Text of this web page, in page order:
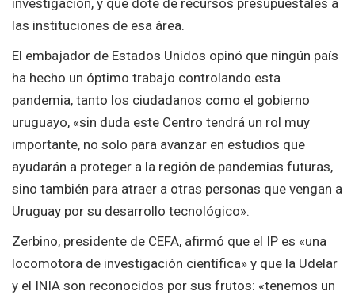
investigación, y que dote de recursos presupuestales a
las instituciones de esa área.
El embajador de Estados Unidos opinó que ningún país
ha hecho un óptimo trabajo controlando esta
pandemia, tanto los ciudadanos como el gobierno
uruguayo, «sin duda este Centro tendrá un rol muy
importante, no solo para avanzar en estudios que
ayudarán a proteger a la región de pandemias futuras,
sino también para atraer a otras personas que vengan a
Uruguay por su desarrollo tecnológico».
Zerbino, presidente de CEFA, afirmó que el IP es «una
locomotora de investigación científica» y que la Udelar
y el INIA son reconocidos por sus frutos: «tenemos un